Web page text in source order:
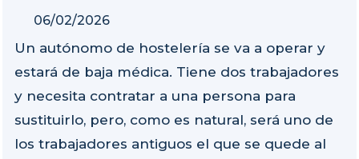
06/02/2026
Un autónomo de hostelería se va a operar y
estará de baja médica. Tiene dos trabajadores
y necesita contratar a una persona para
sustituirlo, pero, como es natural, será uno de
los trabajadores antiguos el que se quede al